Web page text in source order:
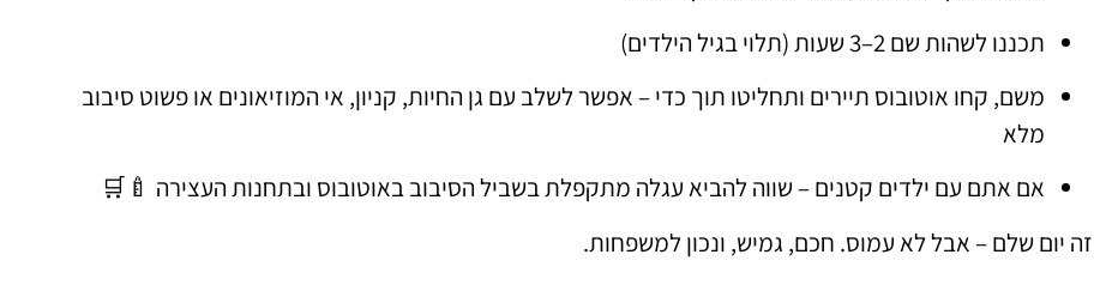
תכננו לשהות שם 2–3 שעות (תלוי בגיל הילדים)
משם, קחו אוטובוס תיירים ותחליטו תוך כדי – אפשר לשלב עם גן החיות, קניון, אי המוזיאונים או פשוט סיבוב
מלא
אם אתם עם ילדים קטנים – שווה להביא עגלה מתקפלת בשביל הסיבוב באוטובוס ובתחנות העצירה 🍼🛒
זה יום שלם – אבל לא עמוס. חכם, גמיש, ונכון למשפחות.